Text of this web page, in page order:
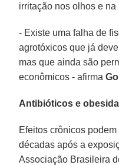
irritação nos olhos e na
- Existe uma falha de
agrotóxicos que já
mas que ainda são
econômicos - afirma
Antibióticos e
Efeitos crônicos
décadas após a
Associação Brasileira